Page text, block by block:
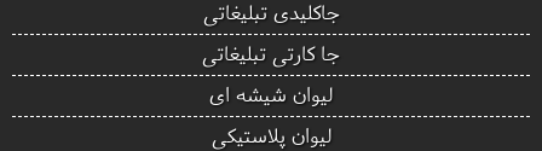
جاکلیدی تبلیغاتی
جا کارتی تبلیغاتی
لیوان شیشه ای
لیوان پلاستیکی